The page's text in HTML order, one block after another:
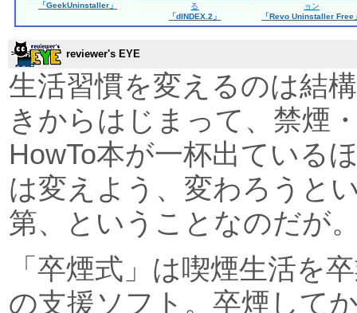
「GeekUninstaller」
る
「dINDEX.2」
ョン
「Revo Uninstaller Free
reviewer's EYE
生活習慣を変えるのは結
きからはじまって、禁煙
HowTo本が一杯出ている
は変えよう、変わろうと
第、ということなのだが
「卒煙式」は喫煙生活を
の支援ソフト。卒煙して